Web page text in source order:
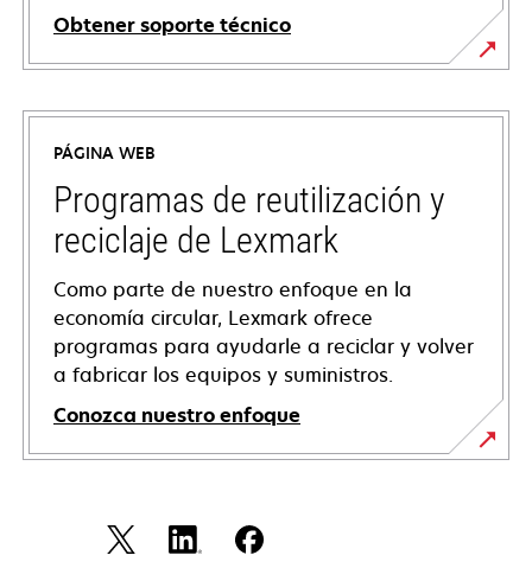
Obtener soporte técnico
opens
in
new
tab
PÁGINA WEB
Programas de reutilización y
reciclaje de Lexmark
Como parte de nuestro enfoque en la
economía circular, Lexmark ofrece
programas para ayudarle a reciclar y volver
a fabricar los equipos y suministros.
Conozca nuestro enfoque